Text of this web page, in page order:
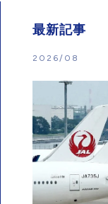
最新記事
2026/08